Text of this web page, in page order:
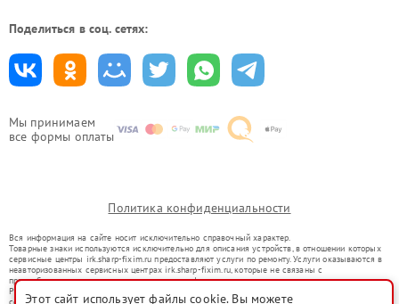
Мы принимаем
все формы оплаты
Поделиться в соц. сетях:
Политика конфиденциальности
Вся информация на сайте носит исключительно справочный характер.
Товарные знаки используются исключительно для описания устройств, в отношении которых
сервисные центры irk.sharp-fixim.ru предоставляют услуги по ремонту. Услуги оказываются в
неавторизованных сервисных центрах irk.sharp-fixim.ru, которые не связаны с
правообладателями товарных знаков или их официальными представителями.
Ремонт осуществляется для устройств, уже введенных в гражданский оборот в соответствии
со статьей 1487 ГК РФ.
Этот сайт использует файлы cookie. Вы можете